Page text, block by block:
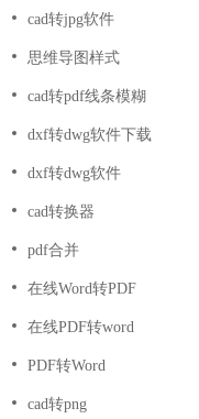
cad转jpg软件
思维导图样式
cad转pdf线条模糊
dxf转dwg软件下载
dxf转dwg软件
cad转换器
pdf合并
在线Word转PDF
在线PDF转word
PDF转Word
cad转png